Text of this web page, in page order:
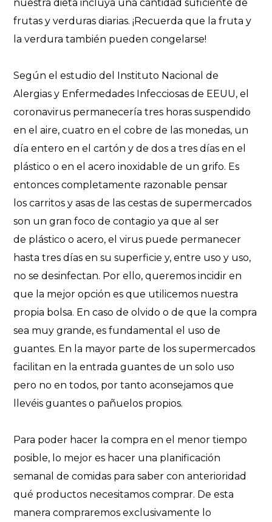
nuestra dieta incluya una cantidad suficiente de
frutas y verduras diarias. ¡Recuerda que la fruta y
la verdura también pueden congelarse!
Según el estudio del Instituto Nacional de
Alergias y Enfermedades Infecciosas de EEUU, el
coronavirus permanecería tres horas suspendido
en el aire, cuatro en el cobre de las monedas, un
día entero en el cartón y de dos a tres días en el
plástico o en el acero inoxidable de un grifo. Es
entonces completamente razonable pensar
los carritos y asas de las cestas de supermercados
son un gran foco de contagio ya que al ser
de plástico o acero, el virus puede permanecer
hasta tres días en su superficie y, entre uso y uso,
no se desinfectan. Por ello, queremos incidir en
que la mejor opción es que utilicemos nuestra
propia bolsa. En caso de olvido o de que la compra
sea muy grande, es fundamental el uso de
guantes. En la mayor parte de los supermercados
facilitan en la entrada guantes de un solo uso
pero no en todos, por tanto aconsejamos que
llevéis guantes o pañuelos propios.
Para poder hacer la compra en el menor tiempo
posible, lo mejor es hacer una planificación
semanal de comidas para saber con anterioridad
qué productos necesitamos comprar. De esta
manera compraremos exclusivamente lo